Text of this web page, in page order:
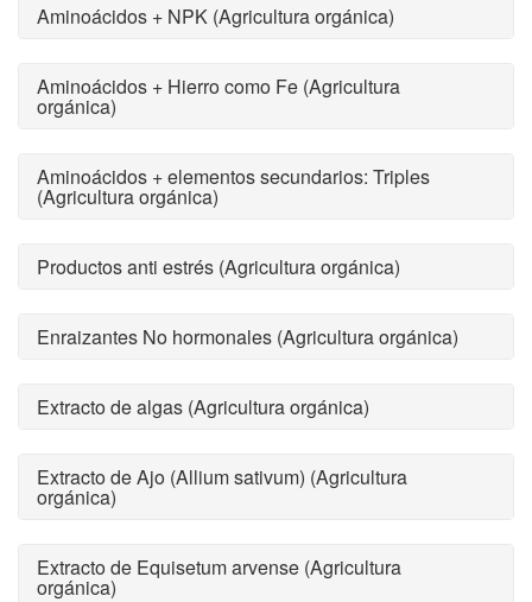
Aminoácidos + NPK (Agricultura orgánica)
Aminoácidos + Hierro como Fe (Agricultura
orgánica)
Aminoácidos + elementos secundarios: Triples
(Agricultura orgánica)
Productos anti estrés (Agricultura orgánica)
Enraizantes No hormonales (Agricultura orgánica)
Extracto de algas (Agricultura orgánica)
Extracto de Ajo (Allium sativum) (Agricultura
orgánica)
Extracto de Equisetum arvense (Agricultura
orgánica)